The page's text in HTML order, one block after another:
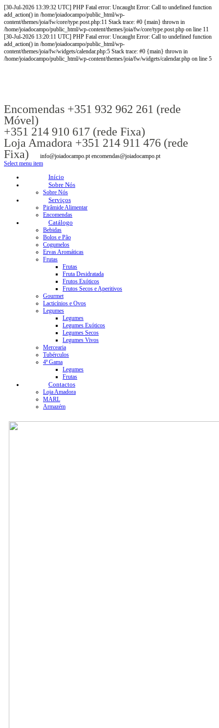
[30-Jul-2026 13:39:32 UTC] PHP Fatal error: Uncaught Error: Call to undefined function
add_action() in /home/joiadocampo/public_html/wp-
content/themes/joia/fw/core/type.post.php:11 Stack trace: #0 {main} thrown in
/home/joiadocampo/public_html/wp-content/themes/joia/fw/core/type.post.php on line 11
[30-Jul-2026 13:20:11 UTC] PHP Fatal error: Uncaught Error: Call to undefined function
add_action() in /home/joiadocampo/public_html/wp-
content/themes/joia/fw/widgets/calendar.php:5 Stack trace: #0 {main} thrown in
/home/joiadocampo/public_html/wp-content/themes/joia/fw/widgets/calendar.php on line 5
Encomendas +351 932 962 261 (rede
Móvel)
+351 214 910 617 (rede Fixa)
Loja Amadora +351 214 911 476 (rede
Fixa)
info@joiadocampo.pt encomendas@joiadocampo.pt
Select menu item
Início
Sobre Nós
Sobre Nós
Serviços
Pirâmide Alimentar
Encomendas
Catálogo
Bebidas
Bolos e Pão
Cogumelos
Ervas Aromáticas
Frutas
Frutas
Fruta Desidratada
Frutos Exóticos
Frutos Secos e Aperitivos
Gourmet
Lacticínios e Ovos
Legumes
Legumes
Legumes Exóticos
Legumes Secos
Legumes Vivos
Mercearia
Tubérculos
4ª Gama
Legumes
Frutas
Contactos
Loja Amadora
MARL
Armazém